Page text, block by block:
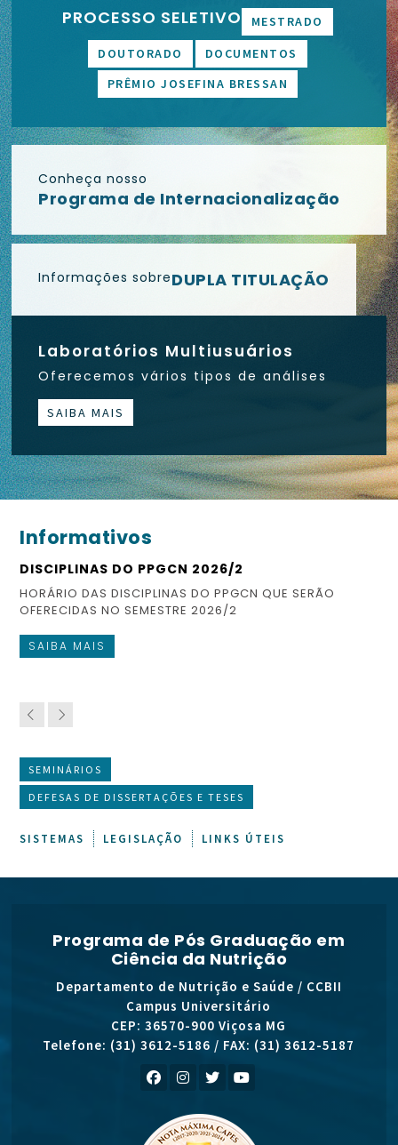
PROCESSO SELETIVO
MESTRADO
DOUTORADO
DOCUMENTOS
PRÊMIO JOSEFINA BRESSAN
Conheça nosso
Programa de Internacionalização
Informações sobreDUPLA TITULAÇÃO
Laboratórios Multiusuários
Oferecemos vários tipos de análises
SAIBA MAIS
Informativos
DISCIPLINAS DO PPGCN 2026/2
HORÁRIO DAS DISCIPLINAS DO PPGCN QUE SERÃO
OFERECIDAS NO SEMESTRE 2026/2
SAIBA MAIS
SEMINÁRIOS
DEFESAS DE DISSERTAÇÕES E TESES
SISTEMAS LEGISLAÇÃO LINKS ÚTEIS
Programa de Pós Graduação em
Ciência da Nutrição
Departamento de Nutrição e Saúde / CCBII
Campus Universitário
CEP: 36570-900 Viçosa MG
Telefone: (31) 3612-5186 / FAX: (31) 3612-5187